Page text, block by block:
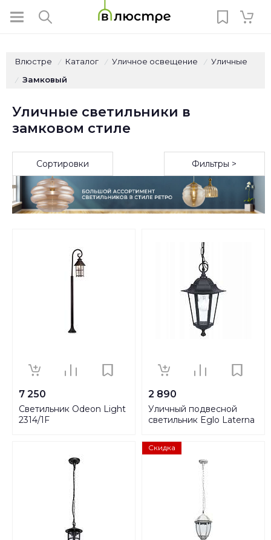
Влюстре / Каталог / Уличное освещение / Уличные
/ Замковый
Уличные светильники в
замковом стиле
Сортировки Фильтры >
7 250
Светильник Odeon Light
2314/1F
2 890
Уличный подвесной
светильник Eglo Laterna
Скидка